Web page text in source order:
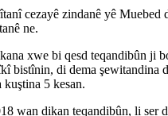
cezayê zindanê yê Muebed
ne.
xwe bi qesd teqandibûn ji
bistînin, di dema şewitandina
kuştina 5 kesan.
wan dikan teqandibûn, li ser